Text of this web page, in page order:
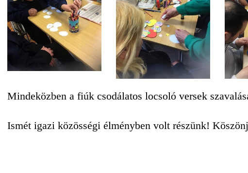
Mindeközben a fiúk csodálatos locsoló versek
Ismét igazi közösségi élményben volt részünk!